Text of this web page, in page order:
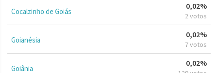
Cocalzinho de Goiás
0,02%
2 votos
Goianésia
0,02%
7 votos
Goiânia
0,02%